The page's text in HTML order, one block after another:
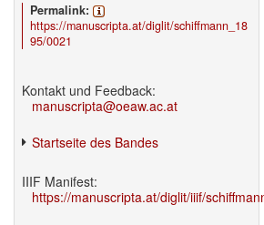
Permalink:
https://manuscripta.at/diglit/schiffmann_18
95/0021
Kontakt und Feedback:
manuscripta@oeaw.ac.at
Startseite des Bandes
IIIF Manifest:
https://manuscripta.at/diglit/iiif/